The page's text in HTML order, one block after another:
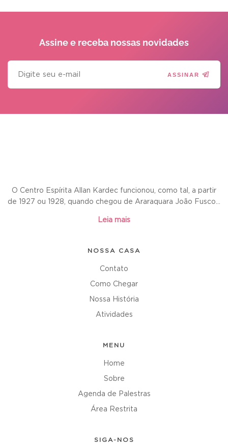
Assine e receba nossas novidades
ASSINAR
O Centro Espírita Allan Kardec funcionou, como tal, a partir
de 1927 ou 1928, quando chegou de Araraquara João Fusco...
Leia mais
NOSSA CASA
Contato
Como Chegar
Nossa História
Atividades
MENU
Home
Sobre
Agenda de Palestras
Área Restrita
SIGA-NOS